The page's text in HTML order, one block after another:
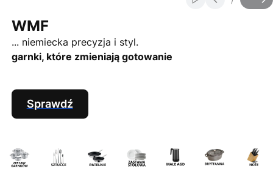
Slajd
z
WMF
... niemiecka precyzja i styl.
garnki, które zmieniają gotowanie
Sprawdź